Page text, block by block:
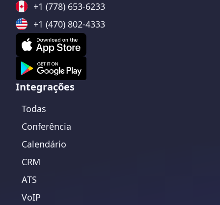
+1 (778) 653-6233
+1 (470) 802-4333
Integrações
Todas
Conferência
Calendário
CRM
ATS
VoIP